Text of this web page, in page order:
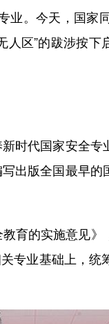
。今天，国家
区”的跋涉按
代国家安全专
出版全国最早
的实施意见》
专业基础上，